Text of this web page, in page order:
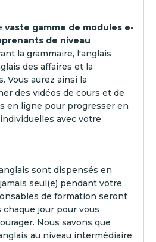
vaste gamme de modules e-
de niveau
la grammaire, l'anglais
des affaires et la
Vous aurez ainsi la
des vidéos de cours et de
en ligne pour progresser en
avec votre
sont dispensés en
seul(e) pendant votre
de formation seront
jour pour vous
Nous savons que
au niveau intermédiaire